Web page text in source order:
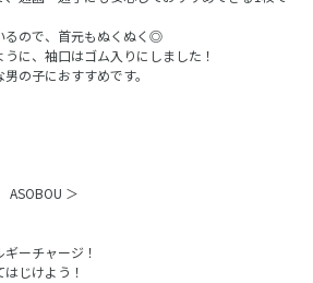
るので、首元もぬくぬく◎
に、袖口はゴム入りにしました！
の子におすすめです。
ASOBOU ＞
ーチャージ！
じけよう！